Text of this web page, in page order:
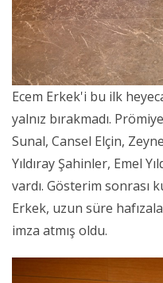
Ecem Erkek'i bu ilk
yalnız bırakmadı.
Sunal, Cansel Elçin,
Yıldıray Şahinler, Emel
vardı. Gösterim sonrası
Erkek, uzun süre
imza atmış oldu.